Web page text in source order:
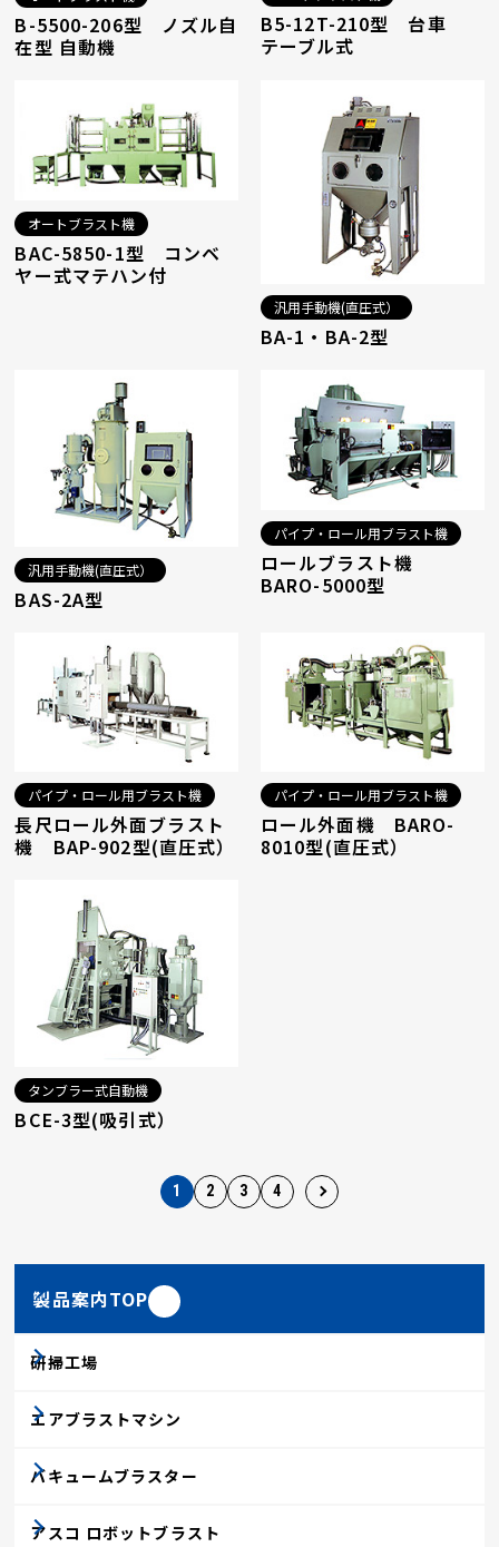
B-5500-206型 ノズル自
在型 自動機
B5-12T-210型 台車
テーブル式
オートブラスト機
BAC-5850-1型 コンベ
ヤー式マテハン付
汎用手動機(直圧式）
BA-1・BA-2型
汎用手動機(直圧式）
BAS-2A型
パイプ・ロール用ブラスト機
ロールブラスト機
BARO-5000型
パイプ・ロール用ブラスト機
長尺ロール外面ブラスト
機 BAP-902型(直圧式）
パイプ・ロール用ブラスト機
ロール外面機 BARO-
8010型(直圧式）
タンブラー式自動機
BCE-3型(吸引式）
1 2 3 4
製品案内TOP
研掃工場
エアブラストマシン
バキュームブラスター
アスコ ロボットブラスト